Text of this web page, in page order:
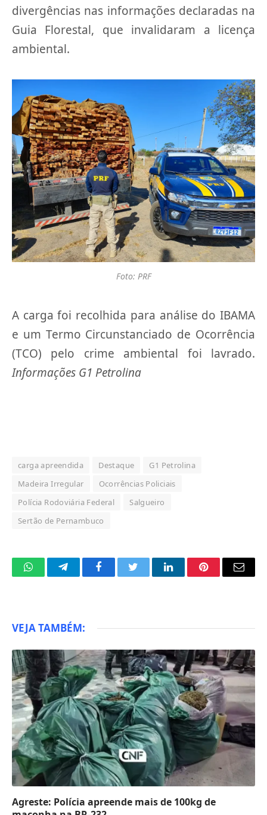
divergências nas informações declaradas na
Guia Florestal, que invalidaram a licença
ambiental.
Foto: PRF
A carga foi recolhida para análise do IBAMA
e um Termo Circunstanciado de Ocorrência
(TCO) pelo crime ambiental foi lavrado.
Informações G1 Petrolina
carga apreendida Destaque
G1 Petrolina
Madeira Irregular
Ocorrências Policiais
Polícia Rodoviária Federal
Salgueiro
Sertão de Pernambuco
WhatsAppTelegramFacebookTwitter LinkedInPinterestEmail
VEJA TAMBÉM:
Agreste: Polícia apreende mais de 100kg de